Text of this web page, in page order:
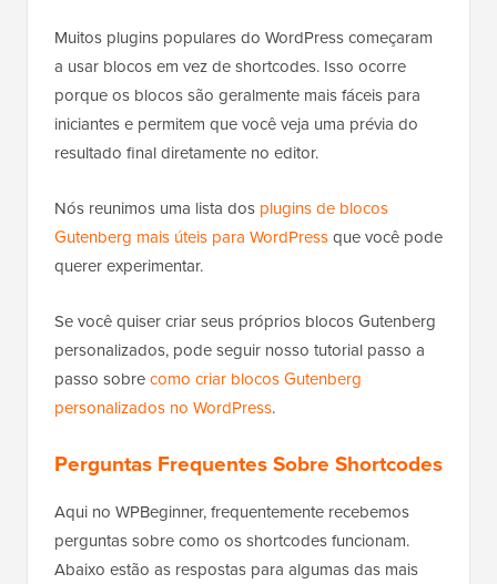
Muitos plugins populares do WordPress começaram
a usar blocos em vez de shortcodes. Isso ocorre
porque os blocos são geralmente mais fáceis para
iniciantes e permitem que você veja uma prévia do
resultado final diretamente no editor.
Nós reunimos uma lista dos plugins de blocos
Gutenberg mais úteis para WordPressque você pode
querer experimentar.
Se você quiser criar seus próprios blocos Gutenberg
personalizados, pode seguir nosso tutorial passo a
passo sobrecomo criar blocos Gutenberg
personalizados no WordPress.
Perguntas Frequentes Sobre Shortcodes
Aqui no WPBeginner, frequentemente recebemos
perguntas sobre como os shortcodes funcionam.
Abaixo estão as respostas para algumas das mais